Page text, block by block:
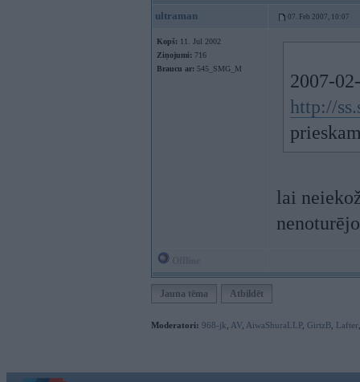
ultraman 07. Feb 2007, 10:07
Kopš: 11. Jul 2002
Ziņojumi: 716
Braucu ar: 545_SMG_M
2007-
http://
lai
Jauna tēma Atbildēt
Moderatori: 968-jk AV AiwaShuraLLP, GirtzB Lafter